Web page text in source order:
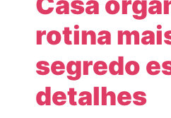
rotina
segredo
detalhes